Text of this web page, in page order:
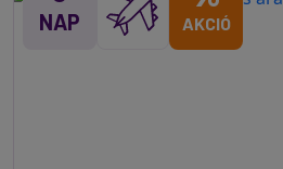
NAP AKCIÓ